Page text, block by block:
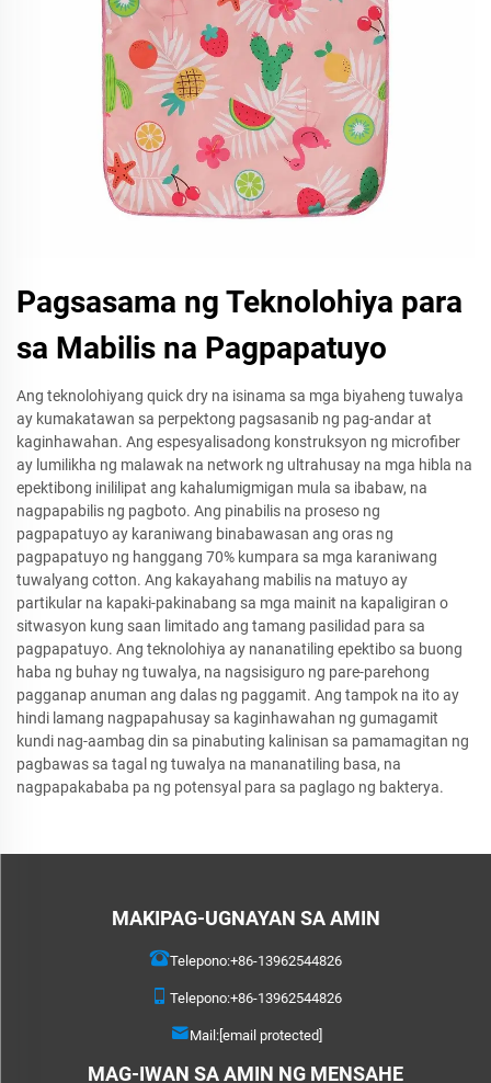
Pagsasama ng Teknolohiya para
sa Mabilis na Pagpapatuyo
Ang teknolohiyang quick dry na isinama sa mga biyaheng tuwalya
ay kumakatawan sa perpektong pagsasanib ng pag-andar at
kaginhawahan. Ang espesyalisadong konstruksyon ng microfiber
ay lumilikha ng malawak na network ng ultrahusay na mga hibla na
epektibong inililipat ang kahalumigmigan mula sa ibabaw, na
nagpapabilis ng pagboto. Ang pinabilis na proseso ng
pagpapatuyo ay karaniwang binabawasan ang oras ng
pagpapatuyo ng hanggang 70% kumpara sa mga karaniwang
tuwalyang cotton. Ang kakayahang mabilis na matuyo ay
partikular na kapaki-pakinabang sa mga mainit na kapaligiran o
sitwasyon kung saan limitado ang tamang pasilidad para sa
pagpapatuyo. Ang teknolohiya ay nananatiling epektibo sa buong
haba ng buhay ng tuwalya, na nagsisiguro ng pare-parehong
pagganap anuman ang dalas ng paggamit. Ang tampok na ito ay
hindi lamang nagpapahusay sa kaginhawahan ng gumagamit
kundi nag-aambag din sa pinabuting kalinisan sa pamamagitan ng
pagbawas sa tagal ng tuwalya na mananatiling basa, na
nagpapakababa pa ng potensyal para sa paglago ng bakterya.
MAKIPAG-UGNAYAN SA AMIN
Telepono:+86-13962544826
Telepono:+86-13962544826
Mail:[email protected]
MAG-IWAN SA AMIN NG MENSAHE